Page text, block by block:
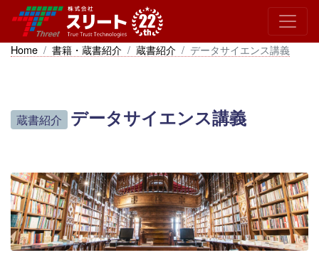
Home 書籍・蔵書紹介 蔵書紹介 データサイエンス講義
蔵書紹介 データサイエンス講義